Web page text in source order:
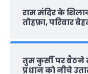
राम मंदिर के
तोहफ़ा, परिवार
तुम कुर्सी पर
प्रधान को नीचे